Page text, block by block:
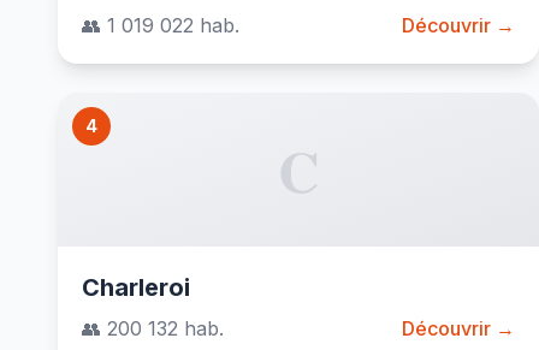
👥 1 019 022 hab. Découvrir →
4
C
Charleroi
👥 200 132 hab. Découvrir →